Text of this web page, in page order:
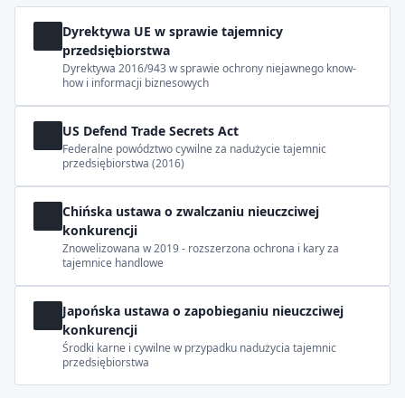
Dyrektywa UE w sprawie tajemnicy
przedsiębiorstwa
Dyrektywa 2016/943 w sprawie ochrony niejawnego know-
how i informacji biznesowych
US Defend Trade Secrets Act
Federalne powództwo cywilne za nadużycie tajemnic
przedsiębiorstwa (2016)
Chińska ustawa o zwalczaniu nieuczciwej
konkurencji
Znowelizowana w 2019 - rozszerzona ochrona i kary za
tajemnice handlowe
Japońska ustawa o zapobieganiu nieuczciwej
konkurencji
Środki karne i cywilne w przypadku nadużycia tajemnic
przedsiębiorstwa